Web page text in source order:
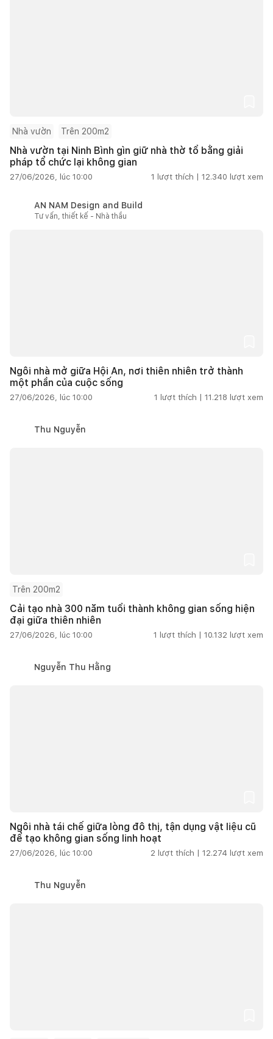
Nhà vườn Trên 200m2
Nhà vườn tại Ninh Bình gìn giữ nhà thờ tổ bằng giải
pháp tổ chức lại không gian
27/06/2026, lúc 10:00 1 lượt thích | 12.340 lượt xem
AN NAM Design and Build
Tư vấn, thiết kế - Nhà thầu
Ngôi nhà mở giữa Hội An, nơi thiên nhiên trở thành
một phần của cuộc sống
27/06/2026, lúc 10:00 1 lượt thích | 11.218 lượt xem
Thu Nguyễn
Trên 200m2
Cải tạo nhà 300 năm tuổi thành không gian sống hiện
đại giữa thiên nhiên
27/06/2026, lúc 10:00 1 lượt thích | 10.132 lượt xem
Nguyễn Thu Hằng
Ngôi nhà tái chế giữa lòng đô thị, tận dụng vật liệu cũ
để tạo không gian sống linh hoạt
27/06/2026, lúc 10:00 2 lượt thích | 12.274 lượt xem
Thu Nguyễn